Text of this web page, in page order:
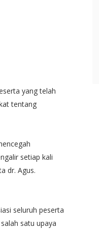
yang telah
tentang
setiap kali
dr. Agus.
seluruh peserta
satu upaya